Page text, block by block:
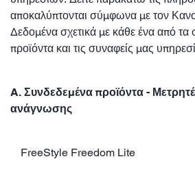
αποκαλύπτονται σύμφωνα με τον
Δεδομένα σχετικά με κάθε ένα από τα
προϊόντα και τις συναφείς μας
A. Συνδεδεμένα προϊόντα -
ανάγνωσης
FreeStyle Freedom Lite